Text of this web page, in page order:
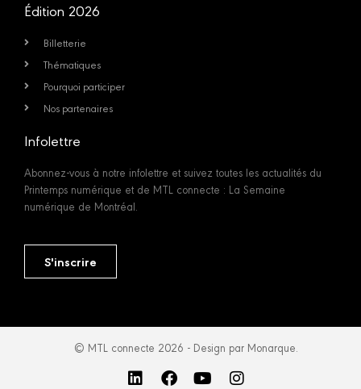
Édition 2026
Billetterie
Thématiques
Pourquoi participer
Nos partenaires
Infolettre
Abonnez-vous à notre infolettre et suivez toutes les actualités du
Printemps numérique et de MTL connecte : La Semaine
numérique de Montréal.
S'inscrire
© MTL connecte 2026 - Design par Monarque.